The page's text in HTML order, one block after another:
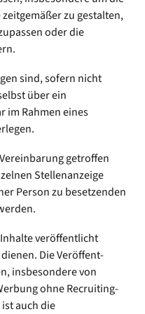
zu gestalten,
oder die
sind, sofern nicht
über ein
im Rahmen eines
getroffen
Stellenanzeige
Person zu besetzenden
veröffentlicht
Die Veröffent­
insbesondere von
ohne Recruiting-
auch die